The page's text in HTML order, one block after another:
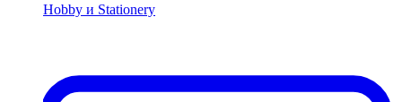
Hobby и Stationery